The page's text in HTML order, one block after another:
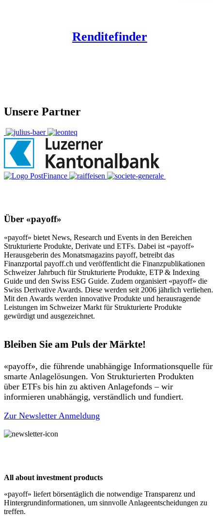
Renditefinder
Unsere Partner
Über «payoff»
«payoff» bietet News, Research und Events in den Bereichen
Strukturierte Produkte, Derivate und ETFs. Dabei ist «payoff»
Herausgeberin des Monatsmagazins payoff, betreibt das
Finanzportal payoff.ch und veröffentlicht die Finanzpublikationen
Schweizer Jahrbuch für Strukturierte Produkte, ETP & Indexing
Guide und den Swiss ESG Guide. Zudem organisiert «payoff» die
Swiss Derivative Awards. Diese werden seit 2006 jährlich verliehen.
Mit den Awards werden innovative Produkte und herausragende
Leistungen im Schweizer Markt für Strukturierte Produkte
gewürdigt und ausgezeichnet.
Bleiben Sie am Puls der Märkte!
«payoff», die führende unabhängige Informationsquelle für
smarte Anlagelösungen. Von Strukturierten Produkten
über ETFs bis hin zu aktiven Anlagefonds – wir
informieren unabhängig, verständlich und fundiert.
Zur Newsletter Anmeldung
All about investment products
«payoff» liefert börsentäglich die notwendige Transparenz und
Hintergrundinformationen, um sinnvolle Anlageentscheidungen zu
treffen.